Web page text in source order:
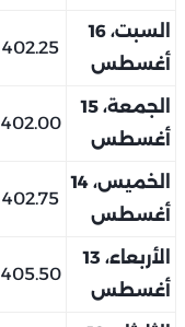
السبت، 16
أغسطس
402.25
الجمعة، 15
أغسطس
402.00
الخميس، 14
أغسطس
402.75
الأربعاء، 13
أغسطس
405.50